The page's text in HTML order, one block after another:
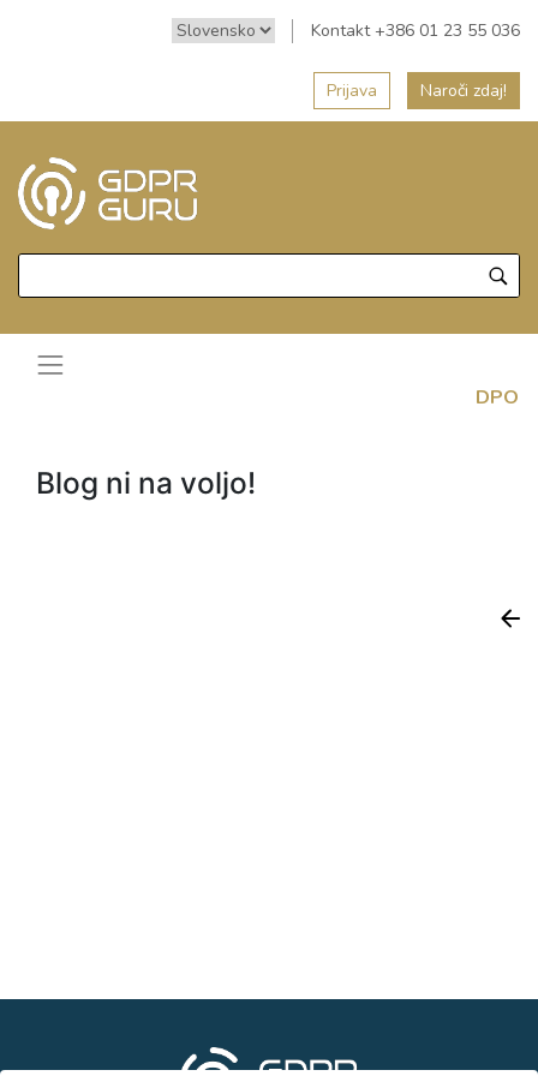
Kontakt +386 01 23 55 036
Prijava Naroči zdaj!
DPO
Blog ni na voljo!